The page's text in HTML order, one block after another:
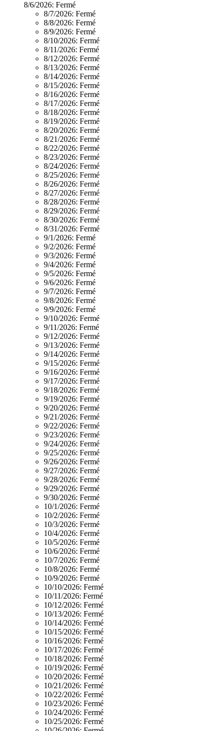
8/6/2026: Fermé
8/7/2026: Fermé
8/8/2026: Fermé
8/9/2026: Fermé
8/10/2026: Fermé
8/11/2026: Fermé
8/12/2026: Fermé
8/13/2026: Fermé
8/14/2026: Fermé
8/15/2026: Fermé
8/16/2026: Fermé
8/17/2026: Fermé
8/18/2026: Fermé
8/19/2026: Fermé
8/20/2026: Fermé
8/21/2026: Fermé
8/22/2026: Fermé
8/23/2026: Fermé
8/24/2026: Fermé
8/25/2026: Fermé
8/26/2026: Fermé
8/27/2026: Fermé
8/28/2026: Fermé
8/29/2026: Fermé
8/30/2026: Fermé
8/31/2026: Fermé
9/1/2026: Fermé
9/2/2026: Fermé
9/3/2026: Fermé
9/4/2026: Fermé
9/5/2026: Fermé
9/6/2026: Fermé
9/7/2026: Fermé
9/8/2026: Fermé
9/9/2026: Fermé
9/10/2026: Fermé
9/11/2026: Fermé
9/12/2026: Fermé
9/13/2026: Fermé
9/14/2026: Fermé
9/15/2026: Fermé
9/16/2026: Fermé
9/17/2026: Fermé
9/18/2026: Fermé
9/19/2026: Fermé
9/20/2026: Fermé
9/21/2026: Fermé
9/22/2026: Fermé
9/23/2026: Fermé
9/24/2026: Fermé
9/25/2026: Fermé
9/26/2026: Fermé
9/27/2026: Fermé
9/28/2026: Fermé
9/29/2026: Fermé
9/30/2026: Fermé
10/1/2026: Fermé
10/2/2026: Fermé
10/3/2026: Fermé
10/4/2026: Fermé
10/5/2026: Fermé
10/6/2026: Fermé
10/7/2026: Fermé
10/8/2026: Fermé
10/9/2026: Fermé
10/10/2026: Fermé
10/11/2026: Fermé
10/12/2026: Fermé
10/13/2026: Fermé
10/14/2026: Fermé
10/15/2026: Fermé
10/16/2026: Fermé
10/17/2026: Fermé
10/18/2026: Fermé
10/19/2026: Fermé
10/20/2026: Fermé
10/21/2026: Fermé
10/22/2026: Fermé
10/23/2026: Fermé
10/24/2026: Fermé
10/25/2026: Fermé